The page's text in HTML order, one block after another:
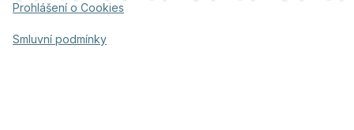
Prohlášení o Cookies
Smluvní podmínky